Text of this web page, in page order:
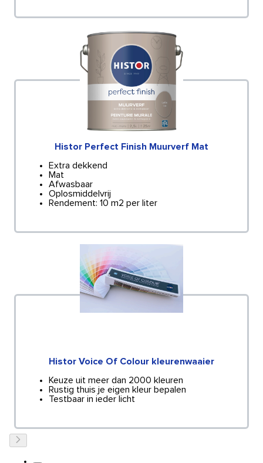
Histor Perfect Finish Muurverf Mat
Extra dekkend
Mat
Afwasbaar
Oplosmiddelvrij
Rendement: 10 m2 per liter
Histor Voice Of Colour kleurenwaaier
Keuze uit meer dan 2000 kleuren
Rustig thuis je eigen kleur bepalen
Testbaar in ieder licht